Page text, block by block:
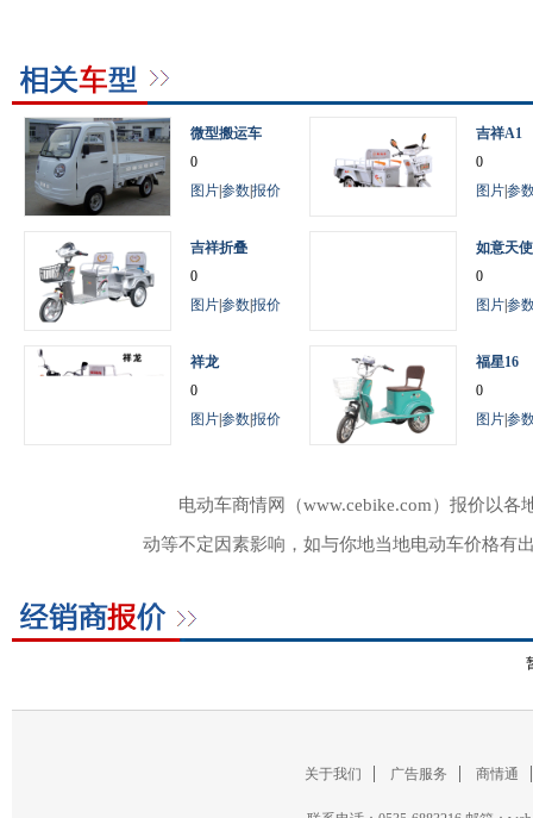
微型搬运车
0
图片参数报价
吉祥A1
0
图片参
吉祥折叠
0
图片参数报价
如意天使
0
图片参
祥龙
0
图片参数报价
福星16
0
图片参
电动车商情网（www.cebike.com）报价以
动等不定因素影响，如与你地当地电动车价格有
关于我们 广告服务 商情通